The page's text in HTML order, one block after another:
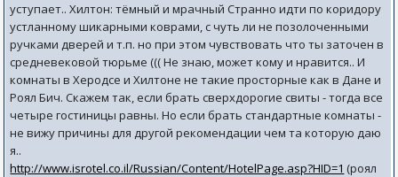
уступает.. Хилтон: тёмный и мрачный Странно идти по коридору
устланному шикарными коврами, с чуть ли не позолоченными
ручками дверей и т.п. но при этом чувствовать что ты заточен в
средневековой тюрьме ((( Не знаю, может кому и нравится.. И
комнаты в Херодсе и Хилтоне не такие просторные как в Дане и
Роял Бич. Скажем так, если брать сверхдорогие свиты - тогда все
четыре гостиницы равны. Но если брать стандартные комнаты -
не вижу причины для другой рекомендации чем та которую даю
я..
http://www.isrotel.co.il/Russian/Content/HotelPage.asp?HID=1 (роял